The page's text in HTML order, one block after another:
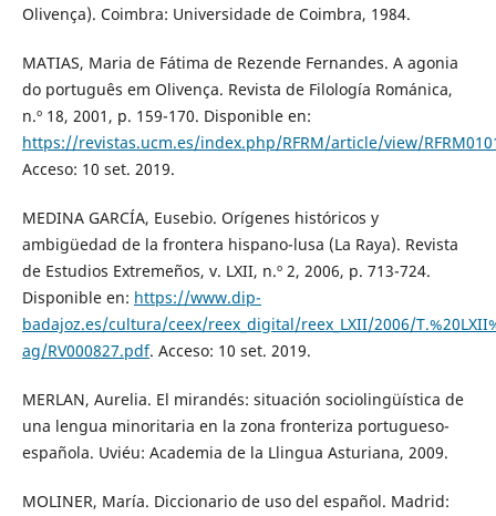
Olivença). Coimbra: Universidade de Coimbra, 1984.
MATIAS, Maria de Fátima de Rezende Fernandes. A agonia
do português em Olivença. Revista de Filología Románica,
n.º 18, 2001, p. 159-170. Disponible en:
https://revistas.ucm.es/index.php/RFRM/article/view/
Acceso: 10 set. 2019.
MEDINA GARCÍA, Eusebio. Orígenes históricos y
ambigüedad de la frontera hispano-lusa (La Raya). Revista
de Estudios Extremeños, v. LXII, n.º 2, 2006, p. 713-724.
Disponible en: https://www.dip-
badajoz.es/cultura/ceex/reex_digital/reex_LXII/2006/
ag/RV000827.pdf. Acceso: 10 set. 2019.
MERLAN, Aurelia. El mirandés: situación sociolingüística de
una lengua minoritaria en la zona fronteriza portugueso-
española. Uviéu: Academia de la Llingua Asturiana, 2009.
MOLINER, María. Diccionario de uso del español. Madrid: